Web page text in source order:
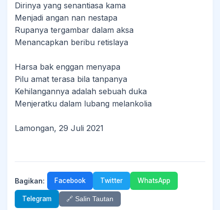
Dirinya yang senantiasa kama
Menjadi angan nan nestapa
Rupanya tergambar dalam aksa
Menancapkan beribu retislaya
Harsa bak enggan menyapa
Pilu amat terasa bila tanpanya
Kehilangannya adalah sebuah duka
Menjeratku dalam lubang melankolia
Lamongan, 29 Juli 2021
Bagikan: Facebook Twitter WhatsApp
Telegram 🔗 Salin Tautan